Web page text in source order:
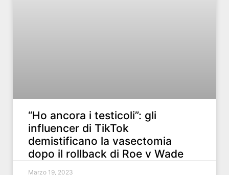
“Ho ancora i testicoli”: gli
influencer di TikTok
demistificano la vasectomia
dopo il rollback di Roe v Wade
Marzo 19, 2023